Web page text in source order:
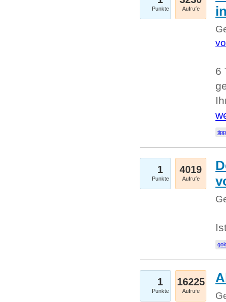
Punkte Aufrufe
6
1
Punkte
4019
Aufrufe
1
Punkte
16225
Aufrufe